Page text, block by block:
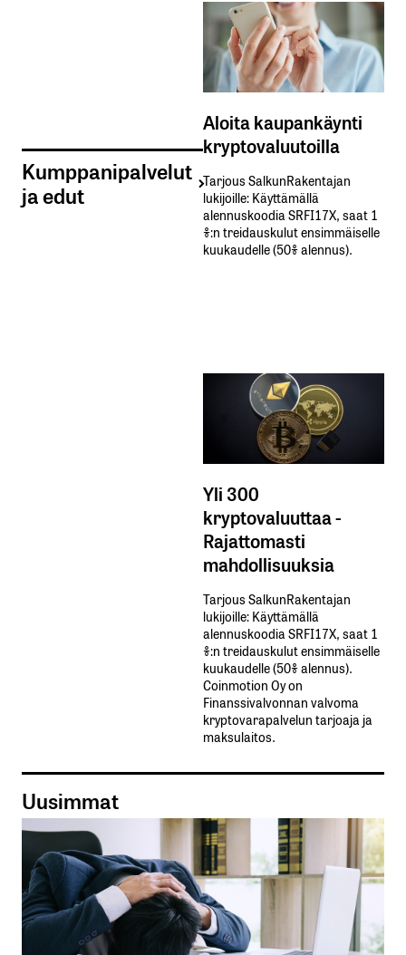
Kumppanipalvelut
ja edut
Aloita kaupankäynti
kryptovaluutoilla
Tarjous SalkunRakentajan
lukijoille: Käyttämällä​ ​
alennuskoodia​ ​SRFI17X,​ ​saat​ ​1
%:n treidauskulut​ ​ensimmäiselle​ ​
kuukaudelle​ ​(50%​ ​alennus).
Yli 300
kryptovaluuttaa -
Rajattomasti
mahdollisuuksia
Tarjous SalkunRakentajan
lukijoille: Käyttämällä​ ​
alennuskoodia​ ​SRFI17X,​ ​saat​ ​1
%:n treidauskulut​ ​ensimmäiselle​ ​
kuukaudelle​ ​(50%​ ​alennus).
Coinmotion Oy on
Finanssivalvonnan valvoma
kryptovarapalvelun tarjoaja ja
maksulaitos.
Uusimmat